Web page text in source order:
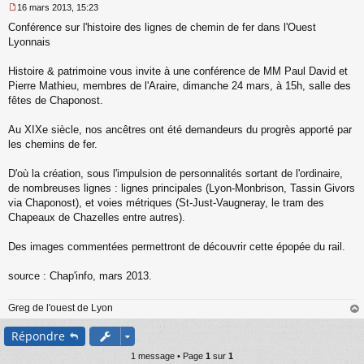
e
s
g
e
n
n
u
16 mars 2013, 15:23
Conférence sur l'histoire des lignes de chemin de fer dans l'Ouest
Lyonnais
Histoire & patrimoine vous invite à une conférence de MM Paul David et
Pierre Mathieu, membres de l'Araire, dimanche 24 mars, à 15h, salle des
fêtes de Chaponost.
Au XIXe siècle, nos ancêtres ont été demandeurs du progrès apporté par
les chemins de fer.
D'où la création, sous l'impulsion de personnalités sortant de l'ordinaire,
de nombreuses lignes : lignes principales (Lyon-Monbrison, Tassin Givors
via Chaponost), et voies métriques (St-Just-Vaugneray, le tram des
Chapeaux de Chazelles entre autres).
Des images commentées permettront de découvrir cette épopée du rail.
source : Chap'info, mars 2013.
Greg de l'ouest de Lyon
au
Répondre
1 message • Page 1 sur 1